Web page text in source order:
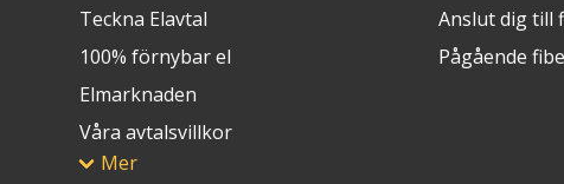
Teckna Elavtal
100% förnybar el
Elmarknaden
Våra avtalsvillkor
Mer
Anslut dig till
Pågående